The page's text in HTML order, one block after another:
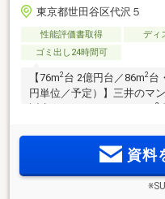
東京都世田谷区代沢５
性能評価書取得 ディ
ゴミ出し24時間可
【76m2 台 2億円台／86m2 台
円単位／予定）】三井のマ
2
「下北沢」駅徒歩9分。再
み。利便施設が徒歩圏内に
資料